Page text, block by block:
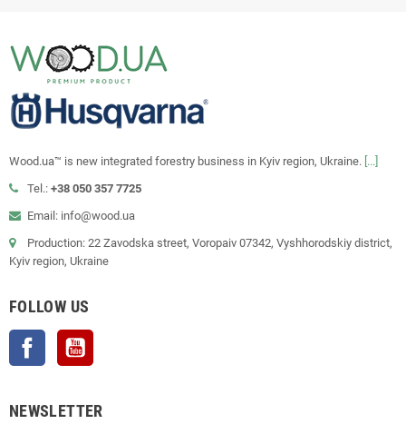
Wood.ua™ is new integrated forestry business in Kyiv region, Ukraine. [...]
Tel.: +38 050 357 7725
Email: info@wood.ua
Production: 22 Zavodska street, Voropaiv 07342, Vyshhorodskiy district,
Kyiv region, Ukraine
FOLLOW US
Facebook
NEWSLETTER